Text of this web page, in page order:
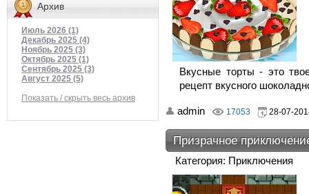
Архив
Июль 2026 (1)
Декабрь 2025 (4)
Ноябрь 2025 (3)
Октябрь 2025 (1)
Сентябрь 2025 (3)
Август 2025 (5)
Показать / скрыть весь архив
Вкусные торты - это
рецепт вкусного
admin 17053 28-07-
Призрачное
Категория: Приключения